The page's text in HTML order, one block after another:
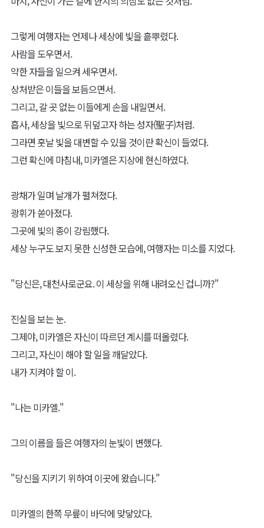
그렇게 여행자는 언제나 세상에 빛을 흩뿌렸다.
사람을 도우면서.
약한 자들을 일으켜 세우면서.
상처받은 이들을 보듬으면서.
그리고, 갈 곳 없는 이들에게 손을 내밀면서.
흡사, 세상을 빛으로 뒤덮고자 하는 성자(聖子)처럼.
그라면 훗날 빛을 대변할 수 있을 것이란 확신이 들었다.
그런 확신에 마침내, 미카엘은 지상에 현신하였다.
광채가 일며 날개가 펼쳐졌다.
광휘가 쏟아졌다.
그곳에 빛의 종이 강림했다.
세상 누구도 보지 못한 신성한 모습에, 여행자는 미소를 지었다.
"당신은, 대천사로군요. 이 세상을 위해 내려오신 겁니까?"
진실을 보는 눈.
그제야, 미카엘은 자신이 따르던 계시를 떠올렸다.
그리고, 자신이 해야 할 일을 깨달았다.
내가 지켜야 할 이.
"나는 미카엘."
그의 이름을 들은 여행자의 눈빛이 변했다.
"당신을 지키기 위하여 이곳에 왔습니다."
미카엘의 한쪽 무릎이 바닥에 맞닿았다.